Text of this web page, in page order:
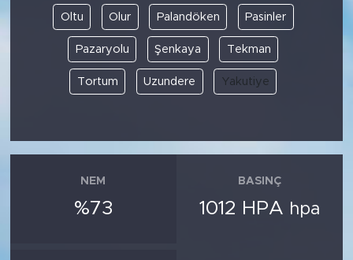
Oltu Olur Palandöken Pasinler
Pazaryolu Şenkaya Tekman
Tortum Uzundere Yakutiye
NEM
%73
BASINÇ
1012 HPA hpa
KÜLTÜR SANAT
YAŞAM
KADIN